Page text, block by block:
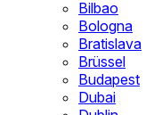
Bilbao
Bologna
Bratislava
Brüssel
Budapest
Dubai